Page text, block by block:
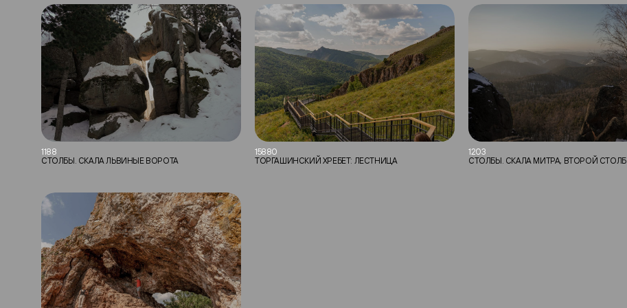
1188
СТОЛБЫ. СКАЛА ЛЬВИНЫЕ ВОРОТА
15880
ТОРГАШИНСКИЙ ХРЕБЕТ: ЛЕСТНИЦА
1203
СТОЛБЫ. СКАЛА МИТРА, ВТОРОЙ СТОЛБ